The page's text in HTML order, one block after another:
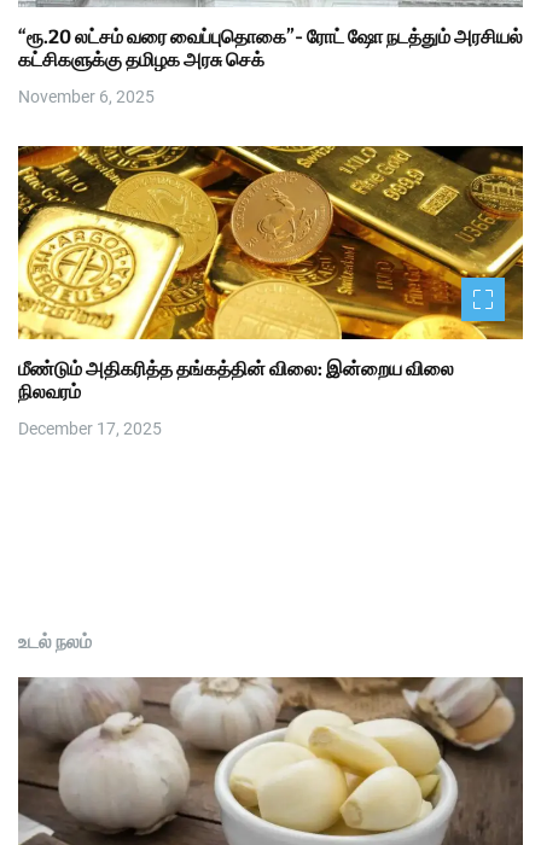
“ரூ.20 லட்சம் வரை வைப்புதொகை”- ரோட் ஷோ நடத்தும் அரசியல்
கட்சிகளுக்கு தமிழக அரசு செக்
November 6, 2025
மீண்டும் அதிகரித்த தங்கத்தின் விலை: இன்றைய விலை
நிலவரம்
December 17, 2025
உடல் நலம்